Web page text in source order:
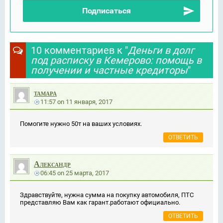
10 комментариев к "Деньги в долг
под расписку в Кемерово: помощь в
получении и частные кредиторы"
тамара
11:57on11 января, 2017
Помогите нужно 50т на ваших условиях.
ОТВЕТИТЬ
Александр
06:45on25 марта, 2017
Здравствуйте, нужна сумма на покупку автомобиля, ПТС
представляю Вам как гарант.работают официально.
ОТВЕТИТЬ